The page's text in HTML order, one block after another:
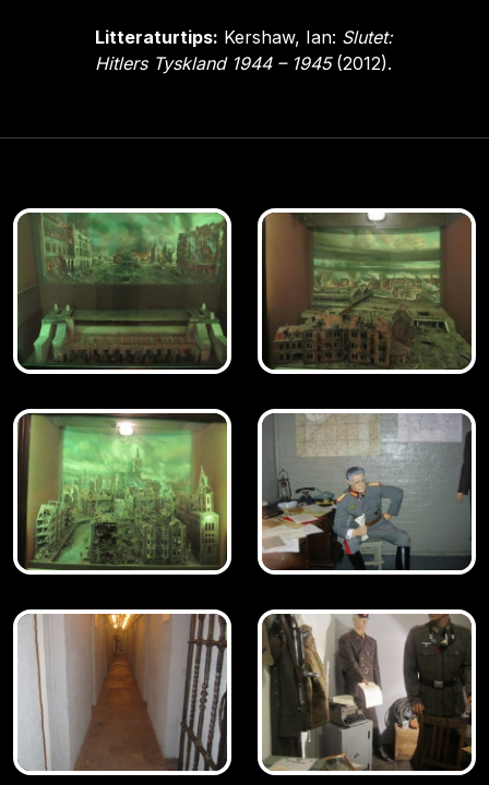
Litteraturtips: Kershaw, Ian: Slutet:
Hitlers Tyskland 1944 – 1945 (2012).